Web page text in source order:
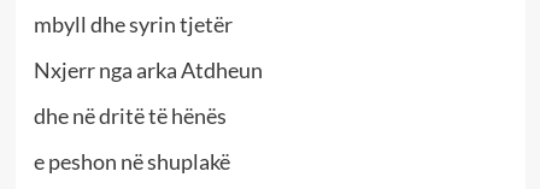
mbyll dhe syrin tjetër
Nxjerr nga arka Atdheun
dhe në dritë të hënës
e peshon në shuplakë